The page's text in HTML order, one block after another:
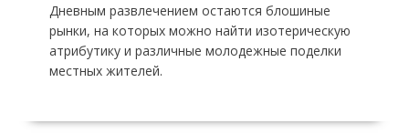
Дневным развлечением остаются блошиные
рынки, на которых можно найти изотерическую
атрибутику и различные молодежные поделки
местных жителей.